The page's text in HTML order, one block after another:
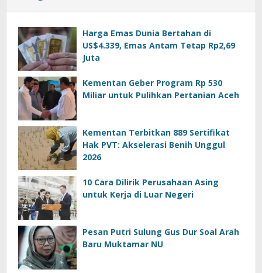
Harga Emas Dunia Bertahan di
US$4.339, Emas Antam Tetap Rp2,69
Juta
Kementan Geber Program Rp 530
Miliar untuk Pulihkan Pertanian Aceh
Kementan Terbitkan 889 Sertifikat
Hak PVT: Akselerasi Benih Unggul
2026
10 Cara Dilirik Perusahaan Asing
untuk Kerja di Luar Negeri
Pesan Putri Sulung Gus Dur Soal Arah
Baru Muktamar NU